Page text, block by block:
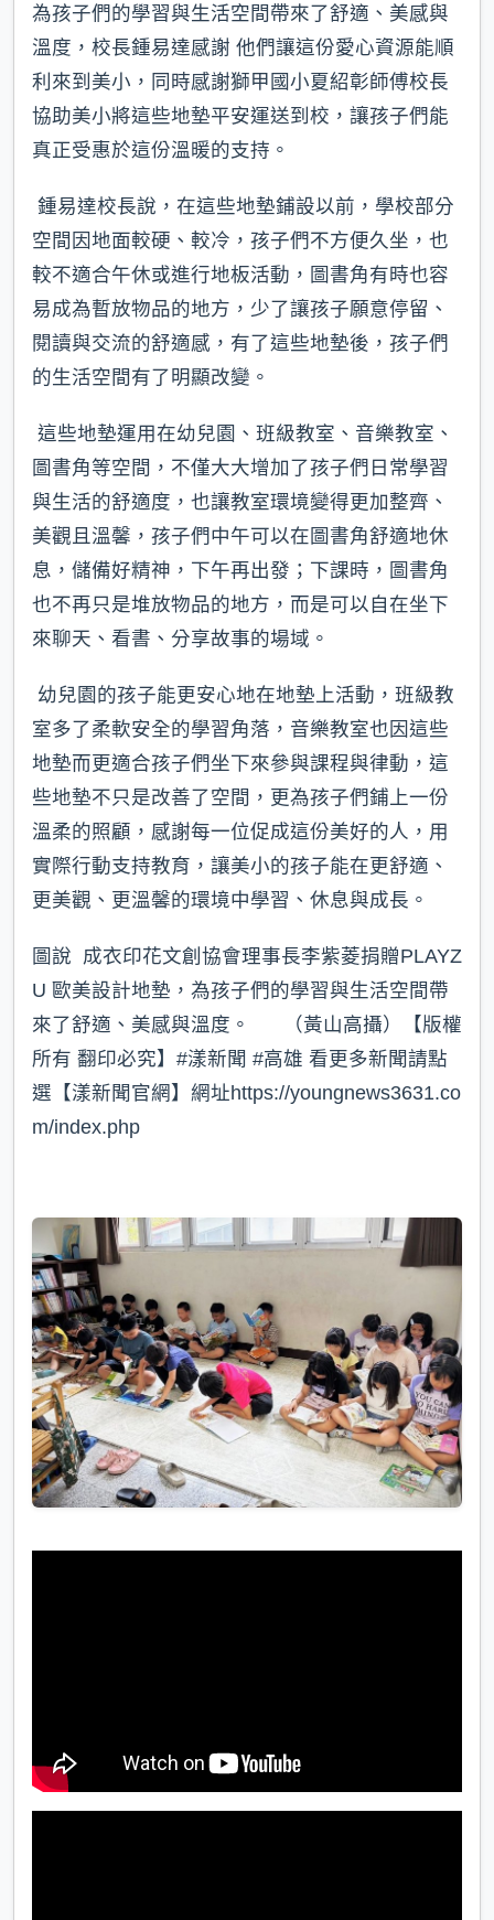
為孩子們的學習與生活空間帶來了舒適、美感與
溫度，校長鍾易達感謝 他們讓這份愛心資源能順
利來到美小，同時感謝獅甲國小夏紹彰師傅校長
協助美小將這些地墊平安運送到校，讓孩子們能
真正受惠於這份溫暖的支持。
鍾易達校長說，在這些地墊鋪設以前，學校部分
空間因地面較硬、較冷，孩子們不方便久坐，也
較不適合午休或進行地板活動，圖書角有時也容
易成為暫放物品的地方，少了讓孩子願意停留、
閱讀與交流的舒適感，有了這些地墊後，孩子們
的生活空間有了明顯改變。
這些地墊運用在幼兒園、班級教室、音樂教室、
圖書角等空間，不僅大大增加了孩子們日常學習
與生活的舒適度，也讓教室環境變得更加整齊、
美觀且溫馨，孩子們中午可以在圖書角舒適地休
息，儲備好精神，下午再出發；下課時，圖書角
也不再只是堆放物品的地方，而是可以自在坐下
來聊天、看書、分享故事的場域。
幼兒園的孩子能更安心地在地墊上活動，班級教
室多了柔軟安全的學習角落，音樂教室也因這些
地墊而更適合孩子們坐下來參與課程與律動，這
些地墊不只是改善了空間，更為孩子們鋪上一份
溫柔的照顧，感謝每一位促成這份美好的人，用
實際行動支持教育，讓美小的孩子能在更舒適、
更美觀、更溫馨的環境中學習、休息與成長。
圖說 成衣印花文創協會理事長李紫菱捐贈PLAYZ
U 歐美設計地墊，為孩子們的學習與生活空間帶
來了舒適、美感與溫度。 （黃山高攝）【版權
所有 翻印必究】#漾新聞 #高雄 看更多新聞請點
選【漾新聞官網】網址https://youngnews3631.co
m/index.php